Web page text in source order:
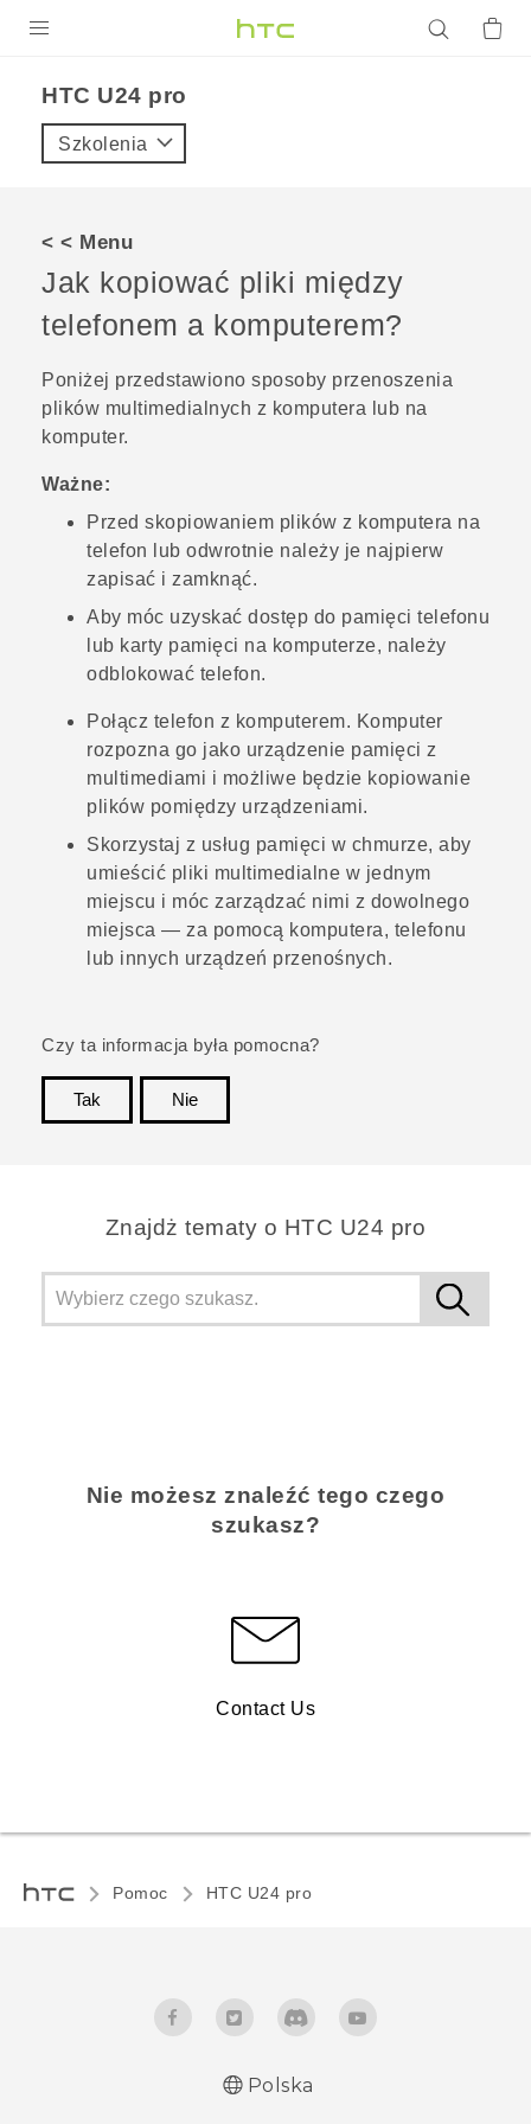
VIVE
VIVERSE
POMOC TECHNICZNA
Urządzenia i akcesoria HTC
Zaloguj się
HTC U24 pro‎
Szkolenia
< < Menu
Jak kopiować pliki między
telefonem a komputerem?
Poniżej przedstawiono sposoby przenoszenia
plików multimedialnych z komputera lub na
komputer.
Ważne:
Przed skopiowaniem plików z komputera na
telefon lub odwrotnie należy je najpierw
zapisać i zamknąć.
Aby móc uzyskać dostęp do pamięci telefonu
lub karty pamięci na komputerze, należy
odblokować telefon.
Połącz telefon z komputerem. Komputer
rozpozna go jako urządzenie pamięci z
multimediami i możliwe będzie kopiowanie
plików pomiędzy urządzeniami.
Skorzystaj z usług pamięci w chmurze, aby
umieścić pliki multimedialne w jednym
miejscu i móc zarządzać nimi z dowolnego
miejsca — za pomocą komputera, telefonu
lub innych urządzeń przenośnych.
Czy ta informacja była pomocna?
Tak
Nie
Znajdż tematy o HTC U24 pro
Nie możesz znaleźć tego czego
szukasz?
Contact Us
Pomoc HTC U24 pro‎
Polska